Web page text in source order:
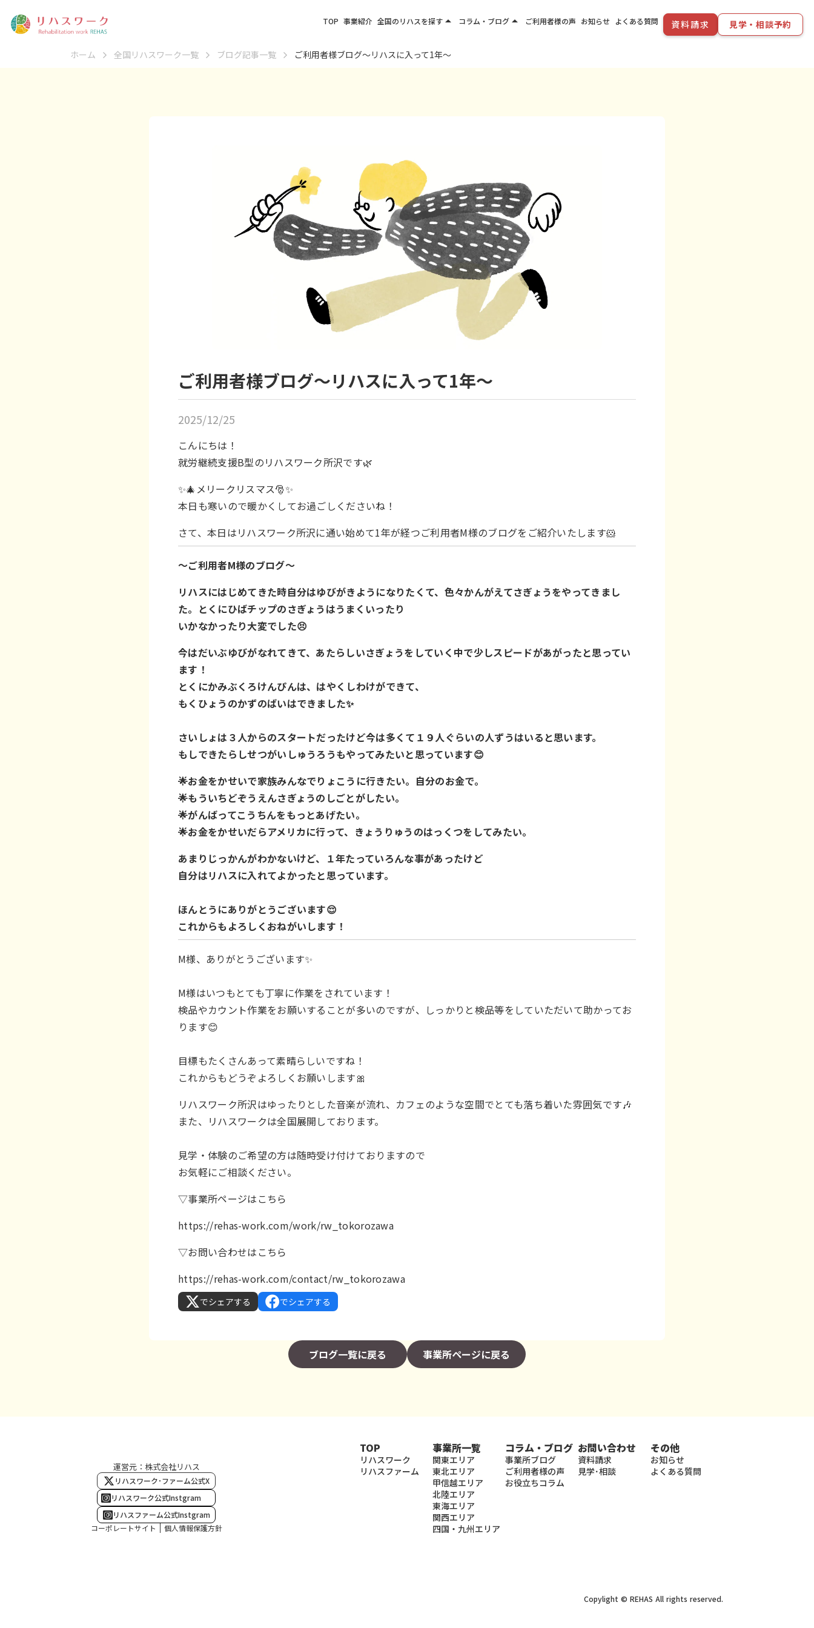
ホーム 全国リハスワーク一覧 ブログ記事一覧 ご利用者様ブログ～リハスに入って1年～
ご利用者様ブログ～リハスに入って1年～
2025/12/25
こんにちは！
就労継続支援B型のリハスワーク所沢です🌿
✨🎄メリークリスマス🎅✨
本日も寒いので暖かくしてお過ごしくださいね！
さて、本日はリハスワーク所沢に通い始めて1年が経つご利用者M様のブログをご紹介いたします🐹
～ご利用者M様のブログ～
リハスにはじめてきた時自分はゆびがきようになりたくて、色々かんがえてさぎょうをやってきまし
た。とくにひばチップのさぎょうはうまくいったり
いかなかったり大変でした😣
今はだいぶゆびがなれてきて、あたらしいさぎょうをしていく中で少しスピードがあがったと思ってい
ます！
とくにかみぶくろけんぴんは、はやくしわけができて、
もくひょうのかずのばいはできました✨
さいしょは３人からのスタートだったけど今は多くて１９人ぐらいの人ずうはいると思います。
もしできたらしせつがいしゅうろうもやってみたいと思っています😊
🌟お金をかせいで家族みんなでりょこうに行きたい。自分のお金で。
🌟もういちどぞうえんさぎょうのしごとがしたい。
🌟がんばってこうちんをもっとあげたい。
🌟お金をかせいだらアメリカに行って、きょうりゅうのはっくつをしてみたい。
あまりじっかんがわかないけど、１年たっていろんな事があったけど
自分はリハスに入れてよかったと思っています。
ほんとうにありがとうございます😌
これからもよろしくおねがいします！
M様、ありがとうございます✨
M様はいつもとても丁寧に作業をされています！
検品やカウント作業をお願いすることが多いのですが、しっかりと検品等をしていただいて助かってお
ります😊
目標もたくさんあって素晴らしいですね！
これからもどうぞよろしくお願いします🎀
リハスワーク所沢はゆったりとした音楽が流れ、カフェのような空間でとても落ち着いた雰囲気です🎶
また、リハスワークは全国展開しております。
見学・体験のご希望の方は随時受け付けておりますので
お気軽にご相談ください。
▽事業所ページはこちら
https://rehas-work.com/work/rw_tokorozawa
▽お問い合わせはこちら
https://rehas-work.com/contact/rw_tokorozawa
でシェアする でシェアする
ブログ一覧に戻る 事業所ページに戻る
TOP 事業紹介 全国のリハスを探すarrow_drop_up
東北エリア
コラム・ブログarrow_drop_up ご利用者様の声 お知らせ よくある質問 資料請求 見学・相談予約
運営元：株式会社リハス
リハスワーク･ファーム公式X
リハスワーク公式Instgram
リハスファーム公式Instgram
コーポレートサイト
個人情報保護方針
TOP
リハスワーク
リハスファーム
事業所一覧
関東エリア
東北エリア
甲信越エリア
北陸エリア
東海エリア
関西エリア
四国・九州エリア
コラム・ブログ
事業所ブログ
ご利用者様の声
お役立ちコラム
お問い合わせ
資料請求
見学･相談
その他
お知らせ
よくある質問
Copylight © REHAS All rights reserved.